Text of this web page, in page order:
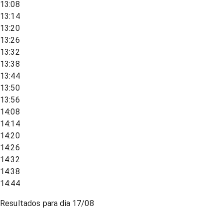
13:08
13:14
13:20
13:26
13:32
13:38
13:44
13:50
13:56
14:08
14:14
14:20
14:26
14:32
14:38
14:44
Resultados para dia 17/08